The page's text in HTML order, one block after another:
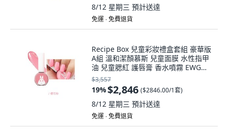
8/12 星期三 預計送達
免運 ∙ 免費退貨
Recipe Box 兒童彩妝禮盒套組 豪華版
A組 溫和潔顏慕斯 兒童面膜 水性指甲
油 兒童腮紅 護唇膏 香水噴霧 EWG成
分, 1個, 鮮綠色,櫻花粉
$3,557
19%$2,846 ($2846.00/1套)
8/12 星期三 預計送達
免運 ∙ 免費退貨